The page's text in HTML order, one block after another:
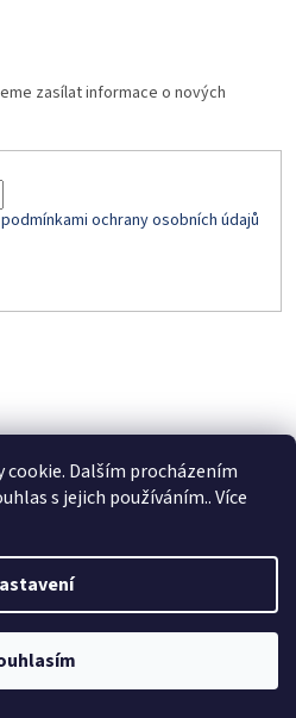
Dalším procházením
s jejich používáním.. Více
zasílat informace o nových
podmínkami ochrany osobních údajů
Shoptet
s.r.o.. Všechna práva vyhrazena.